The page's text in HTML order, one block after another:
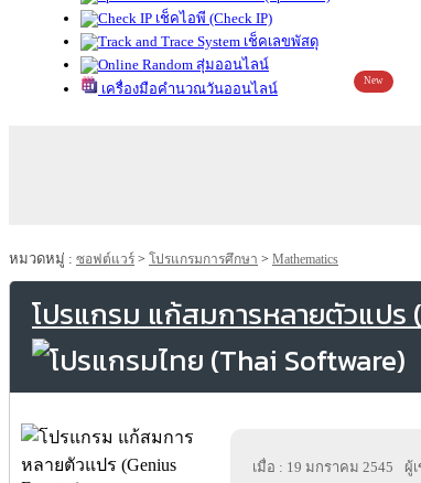
เช็คไอพี (Check IP)
เช็คเลขพัสดุ
สุ่มออนไลน์
เครื่องมือคำนวณวันออนไลน์
New
หมวดหมู่ : ซอฟต์แวร์ > โปรแกรมการศึกษา > Mathematics
โปรแกรม แก้สมการหลายตัวแปร
เมื่อ : 19 มกราคม 2545 ผู้